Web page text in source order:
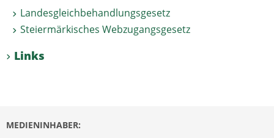
Landesgleichbehandlungsgesetz
Steiermärkisches Webzugangsgesetz
Links
MEDIENINHABER: